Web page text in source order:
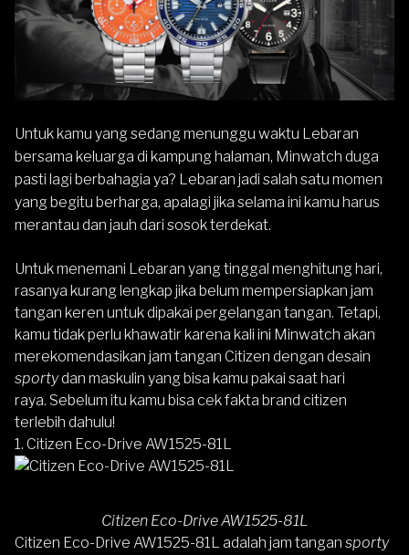
Untuk kamu yang sedang menunggu waktu Lebaran
bersama keluarga di kampung halaman, Minwatch duga
pasti lagi berbahagia ya? Lebaran jadi salah satu momen
yang begitu berharga, apalagi jika selama ini kamu harus
merantau dan jauh dari sosok terdekat.
Untuk menemani Lebaran yang tinggal menghitung hari,
rasanya kurang lengkap jika belum mempersiapkan jam
tangan keren untuk dipakai pergelangan tangan. Tetapi,
kamu tidak perlu khawatir karena kali ini Minwatch akan
merekomendasikan jam tangan Citizen dengan desain
sportydan maskulin yang bisa kamu pakai saat hari
raya. Sebelum itu kamu bisa cekfakta brand citizen
terlebih dahulu!
1. Citizen Eco-Drive AW1525-81L
Citizen Eco-Drive AW1525-81L
Citizen Eco-Drive AW1525-81L adalah jam tangan sporty